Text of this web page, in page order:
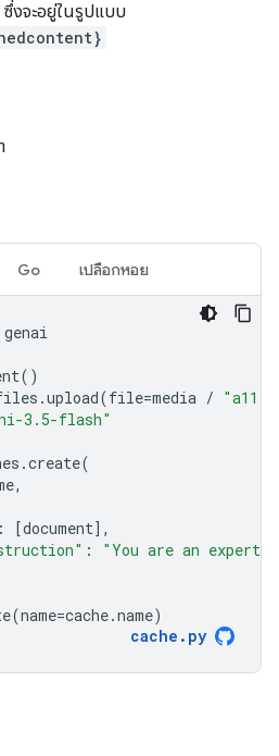
ซึ่งจะอยู่ในรูปแบบ
Go เปลือกหอย
genai
()
.upload(file=media /
3.5-flash"
.create(
,
: [document],
:
"You are an expert
(name=cache.name)
cache . py